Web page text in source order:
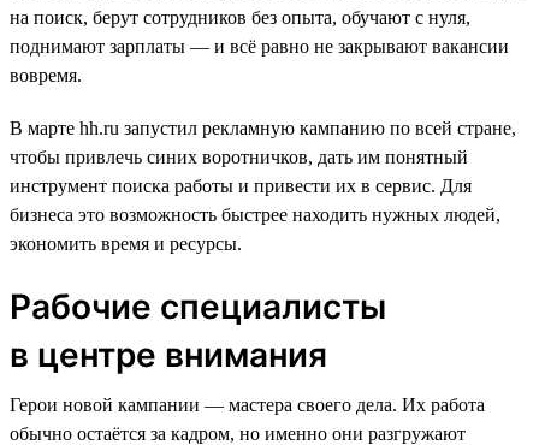
на поиск, берут сотрудников без опыта, обучают с нуля,
поднимают зарплаты — и всё равно не закрывают вакансии
вовремя.
В марте hh.ru запустил рекламную кампанию по всей стране,
чтобы привлечь синих воротничков, дать им понятный
инструмент поиска работы и привести их в сервис. Для
бизнеса это возможность быстрее находить нужных людей,
экономить время и ресурсы.
Рабочие специалисты
в центре внимания
Герои новой кампании — мастера своего дела. Их работа
обычно остаётся за кадром, но именно они разгружают